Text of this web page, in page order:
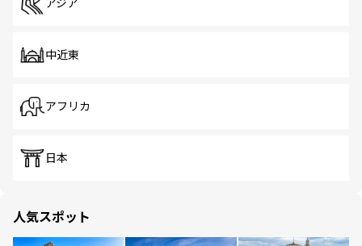
アジア
中近東
アフリカ
日本
人気スポット